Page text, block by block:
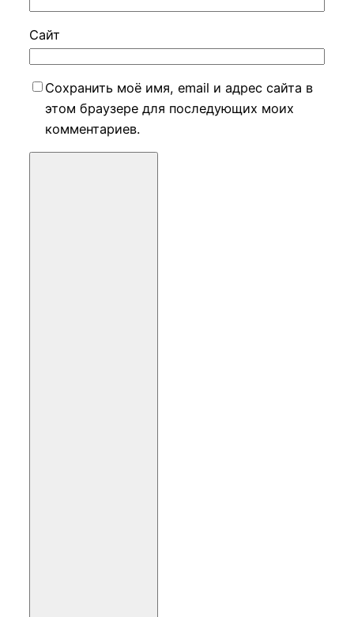
Сайт
Сохранить моё имя, email и адрес сайта в
этом браузере для последующих моих
комментариев.